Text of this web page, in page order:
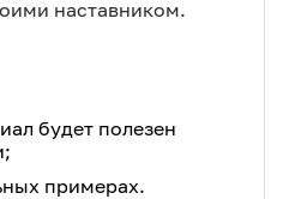
наставником.
будет полезен
примерах.